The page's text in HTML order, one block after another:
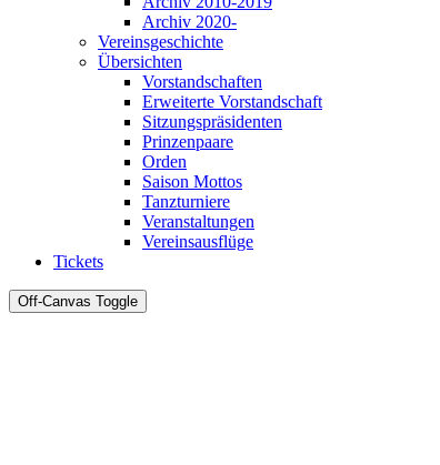
Archiv 2020-
Vereinsgeschichte
Übersichten
Vorstandschaften
Erweiterte Vorstandschaft
Sitzungspräsidenten
Prinzenpaare
Orden
Saison Mottos
Tanzturniere
Veranstaltungen
Vereinsausflüge
Tickets
Off-Canvas Toggle